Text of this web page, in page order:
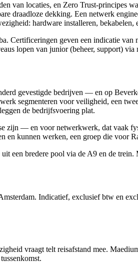
van locaties, en Zero Trust-principes
draadloze dekking. Een netwerk
hardware installeren, bekabelen,
Certificeringen geven een indicatie
lopen van junior (beheer, support)
gevestigde bedrijven — en op
segmenteren voor veiligheid, een
de bedrijfsvoering plat.
zijn — en voor netwerkwerk, dat vaak
kunnen werken, een groep die voor
bredere pool via de A9 en de
Indicatief, exclusief btw en
vraagt telt reisafstand mee.